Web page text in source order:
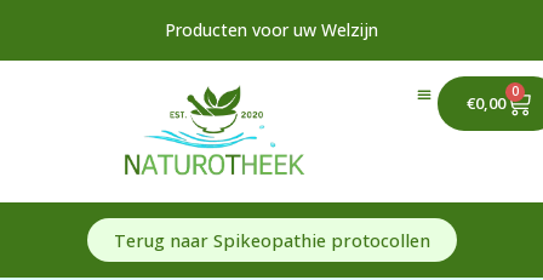
Producten voor uw Welzijn
€0,00
0
Terug naar Spikeopathie protocollen